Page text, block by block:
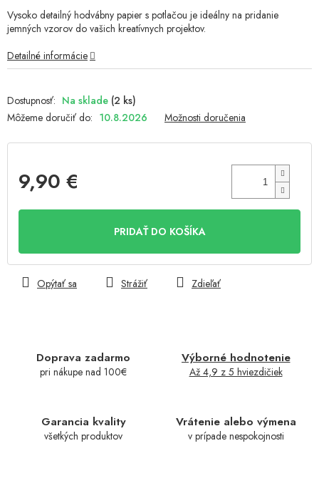
Na sklade (2 ks)
Môžeme doručiť do: 10.8.2026 Možnosti doručenia
9,90 €
PRIDAŤ DO KOŠÍKA
Doprava zadarmo
pri nákupe nad 100€
Výborné hodnotenie
Až 4,9 z 5 hviezdičiek
Garancia kvality
všetkých produktov
Vrátenie alebo výmena
v prípade nespokojnosti
Vysoko detailný hodvábny papier s potlačou je ideálny na pridanie
jemných vzorov do vašich kreatívnych projektov.
Detailné informácie
Opýtať sa Strážiť Zdieľať
z
5